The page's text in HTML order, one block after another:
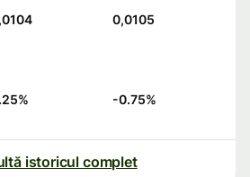
0,0105
% -0.75%
istoricul complet